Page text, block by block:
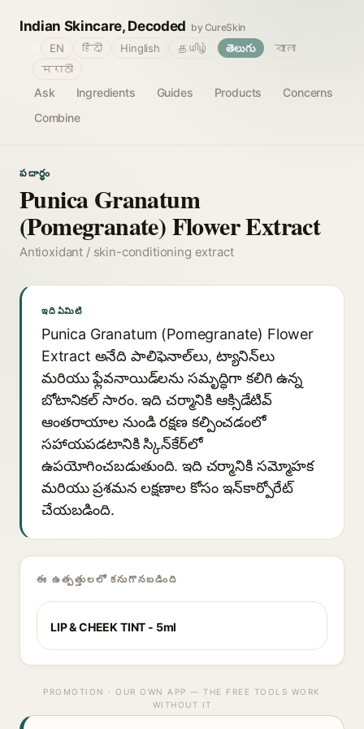
Indian Skincare, Decoded by CureSkin
Ask Ingredients Guides Products
Concerns
Combine
EN हिंदी Hinglish தமிழ் తెలుగు
বাংলা
मराठी
పదార్థం
Punica Granatum
(Pomegranate) Flower Extract
Antioxidant / skin-conditioning extract
ఇది ఏమిటి
Punica Granatum (Pomegranate) Flower
Extract అనేది పాలిఫెనాల్‌లు, ట్యానిన్‌లు
మరియు ఫ్లేవనాయిడ్‌లను సమృద్ధిగా కలిగి ఉన్న
బోటానికల్ సారం. ఇది చర్మానికి ఆక్సిడేటివ్
ఆంతరాయాల నుండి రక్షణ కల్పించడంలో
సహాయపడటానికి స్కిన్‌కేర్‌లో
ఉపయోగించబడుతుంది. ఇది చర్మానికి సమ్మోహక
మరియు ప్రశమన లక్షణాల కోసం ఇన్‌కార్పోరేట్
చేయబడింది.
ఈ ఉత్పత్తులలో కనుగొనబడింది
LIP & CHEEK TINT - 5ml
PROMOTION · OUR OWN APP — THE FREE TOOLS WORK
WITHOUT IT